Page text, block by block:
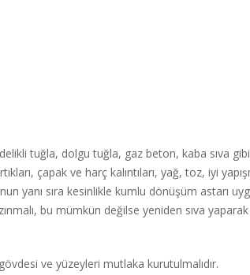
tuğla, dolgu tuğla, gaz beton, kaba sıva
çapak ve harç kalıntıları, yağ, toz, iyi
yanı sıra kesinlikle kumlu dönüşüm astarı
bu mümkün değilse yeniden sıva
ve yüzeyleri mutlaka kurutulmalıdır.